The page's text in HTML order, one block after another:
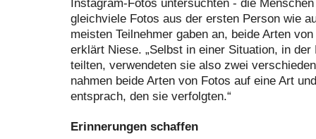
Instagram-Fotos untersuchten - die
gleichviele Fotos aus der ersten Person wie
meisten Teilnehmer gaben an, beide Arten
erklärt Niese. „Selbst in einer Situation, in
teilten, verwendeten sie also zwei
nahmen beide Arten von Fotos auf eine Art
entsprach, den sie verfolgten.“
Erinnerungen schaffen